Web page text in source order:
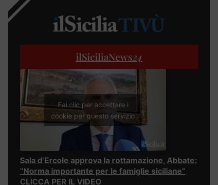
ilSiciliaNews24
Fai clic per accettare i
cookie per questo servizio
Sala d’Ercole approva la rottamazione, Abbate:
“Norma importante per le famiglie siciliane”
CLICCA PER IL VIDEO